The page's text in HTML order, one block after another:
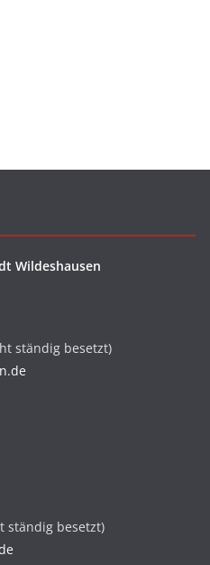
Wildeshausen
ständig besetzt)
ständig besetzt)